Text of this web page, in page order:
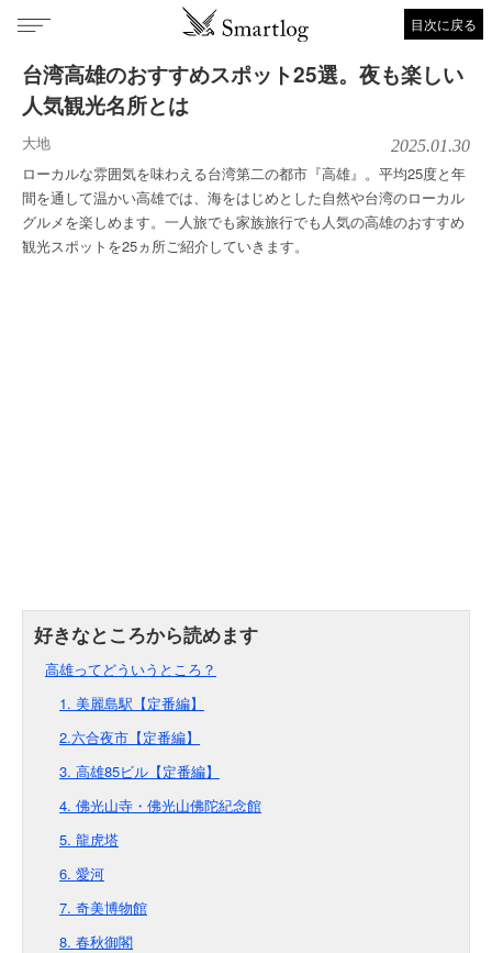
目次に戻る
台湾高雄のおすすめスポット25選。夜も楽しい
人気観光名所とは
大地 2025.01.30
ローカルな雰囲気を味わえる台湾第二の都市『高雄』。平均25度と年
間を通して温かい高雄では、海をはじめとした自然や台湾のローカル
グルメを楽しめます。一人旅でも家族旅行でも人気の高雄のおすすめ
観光スポットを25ヵ所ご紹介していきます。
高雄ってどういうところ？
1. 美麗島駅【定番編】
2.六合夜市【定番編】
3. 高雄85ビル【定番編】
4. 佛光山寺・佛光山佛陀紀念館
5. 龍虎塔
6. 愛河
7. 奇美博物館
8. 春秋御閣